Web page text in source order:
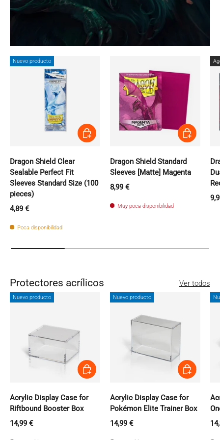
Nuevo producto
Dragon Shield Clear
Sealable Perfect Fit
Sleeves Standard Size (100
pieces)
Precio normal
4,89 €
Poca disponibilidad
Añadir al carrito
Dragon Shield Standard
Sleeves [Matte] Magenta
Precio normal
8,99 €
Muy poca disponibilidad
Añadir al
Protectores acrílicos Ver todos
Nuevo producto
Acrylic Display Case for
Riftbound Booster Box
Precio normal
14,99 €
Añadir al carrito
Nuevo producto
Acrylic Display Case for
Pokémon Elite Trainer Box
Precio normal
14,99 €
Añadir al